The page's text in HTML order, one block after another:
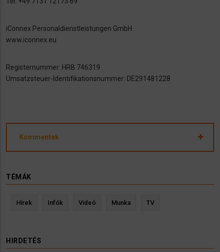
iConnex Personaldienstleistungen GmbH
www.iconnex.eu
Registernummer: HRB 746319
Umsatzsteuer-Identifikationsnummer: DE291481228
Kommentek
TÉMÁK
Hírek Infók Videó Munka TV
HIRDETÉS